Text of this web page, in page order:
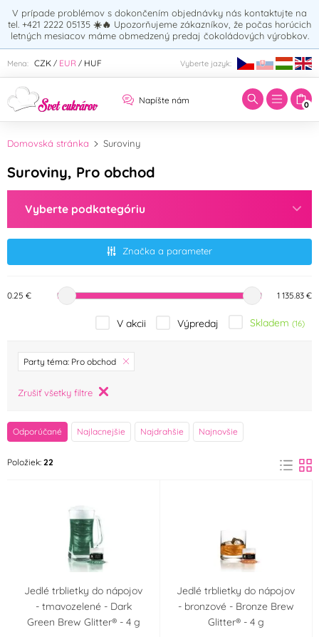
V prípade problémov s dokončením objednávky nás kontaktujte na
tel. +421 2222 05135 ☀️🔥 Upozorňujeme zákazníkov, že počas horúcich
letných mesiacov máme obmedzený predaj čokoládových výrobkov.
Mena: CZK / EUR / HUF Vyberte jazyk:
Napíšte nám 0
Zadajte hľadaný výraz:
Domovská stránka Suroviny
Suroviny, Pro obchod
Vyberte podkategóriu
Značka a parameter
značka
AROCO (0)
Bakbel (0) Barbara Luijckx
Brew Glitter
Callebaut (0) Colour Mill (0)
Credin (0) Crisco (0)
Dawn (0) Decora (0)
0.25 € 1 135.83 €
V akcii Výpredaj Skladem (16)
Party téma: Pro obchod
Zrušiť všetky filtre
Odporúčané Najlacnejšie Najdrahšie Najnovšie
Položiek: 22
Jedlé trblietky do nápojov
- tmavozelené - Dark
Green Brew Glitter® - 4 g
Jedlé trblietky do nápojov
- bronzové - Bronze Brew
Glitter® - 4 g